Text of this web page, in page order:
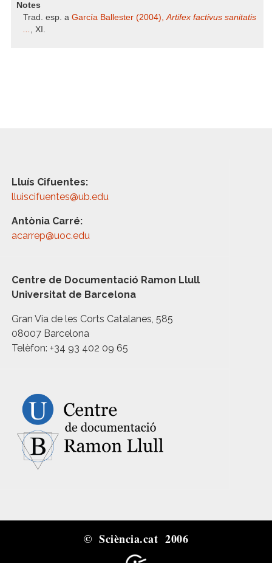
Notes
Trad. esp. a García Ballester (2004),Artifex factivus sanitatis
... , XI.
Lluís Cifuentes:
lluiscifuentes@ub.edu
Antònia Carré:
acarrep@uoc.edu
Centre de Documentació Ramon Llull
Universitat de Barcelona
Gran Via de les Corts Catalanes, 585
08007 Barcelona
Telèfon: +34 93 402 09 65
© Sciència.cat 2006